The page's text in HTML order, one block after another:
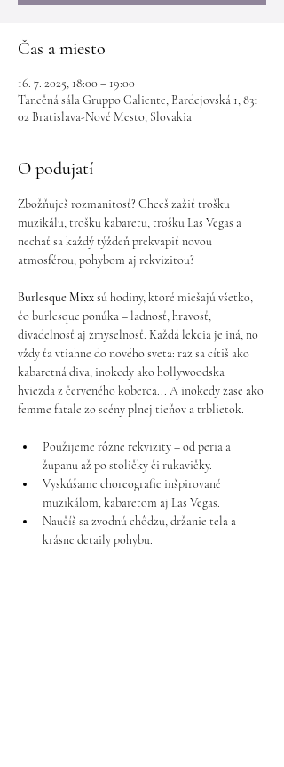
Čas a miesto
16. 7. 2025, 18:00 – 19:00
Tanečná sála Gruppo Caliente, Bardejovská 1, 831
02 Bratislava-Nové Mesto, Slovakia
O podujatí
Zbožňuješ rozmanitosť? Chceš zažiť trošku
muzikálu, trošku kabaretu, trošku Las Vegas a
nechať sa každý týždeň prekvapiť novou
atmosférou, pohybom aj rekvizitou?
Burlesque Mixx sú hodiny, ktoré miešajú všetko,
čo burlesque ponúka – ladnosť, hravosť,
divadelnosť aj zmyselnosť. Každá lekcia je iná, no
vždy ťa vtiahne do nového sveta: raz sa cítiš ako
kabaretná diva, inokedy ako hollywoodska
hviezda z červeného koberca... A inokedy zase ako
femme fatale zo scény plnej tieňov a trblietok.
Použijeme rôzne rekvizity – od peria a
županu až po stoličky či rukavičky.
Vyskúšame choreografie inšpirované
muzikálom, kabaretom aj Las Vegas.
Naučíš sa zvodnú chôdzu, držanie tela a
krásne detaily pohybu.